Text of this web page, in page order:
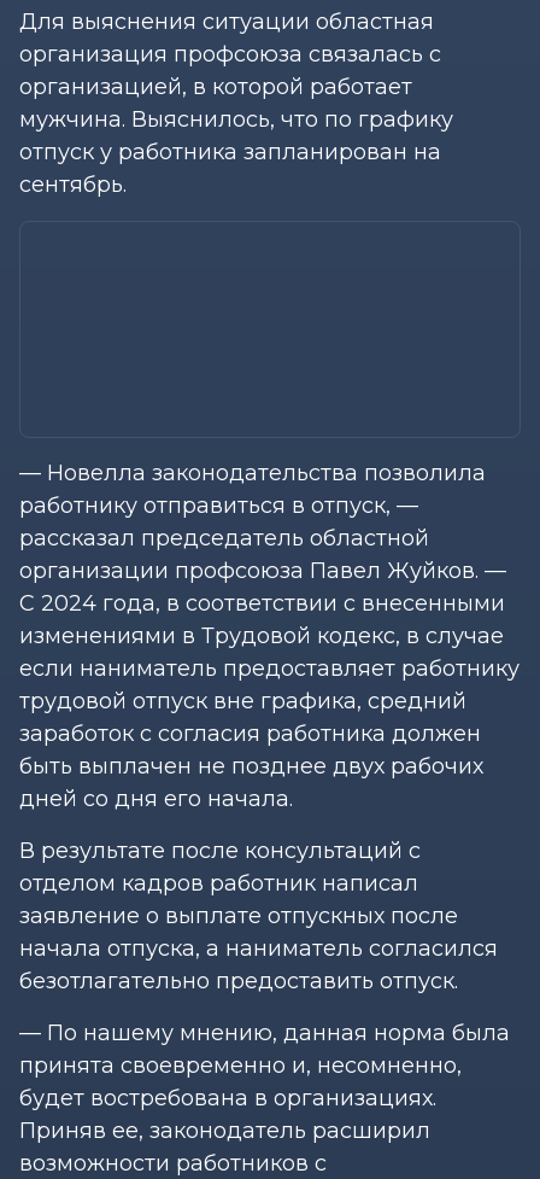
Для выяснения ситуации областная
организация профсоюза связалась с
организацией, в которой работает
мужчина. Выяснилось, что по графику
отпуск у работника запланирован на
сентябрь.
— Новелла законодательства позволила
работнику отправиться в отпуск, —
рассказал председатель областной
организации профсоюза Павел Жуйков. —
С 2024 года, в соответствии с внесенными
изменениями в Трудовой кодекс, в случае
если наниматель предоставляет работнику
трудовой отпуск вне графика, средний
заработок с согласия работника должен
быть выплачен не позднее двух рабочих
дней со дня его начала.
В результате после консультаций с
отделом кадров работник написал
заявление о выплате отпускных после
начала отпуска, а наниматель согласился
безотлагательно предоставить отпуск.
— По нашему мнению, данная норма была
принята своевременно и, несомненно,
будет востребована в организациях.
Приняв ее, законодатель расширил
возможности работников с